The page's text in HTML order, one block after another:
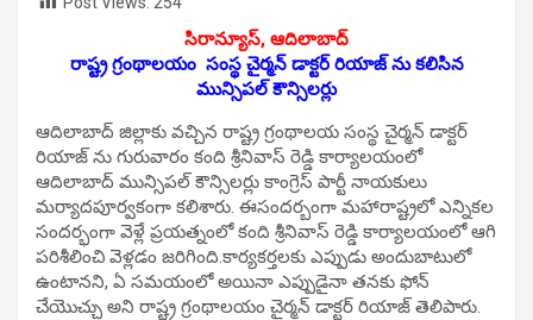
సిరాన్యూస్, ఆదిలాబాద్
రాష్ట్ర గ్రంథాలయం సంస్థ‌ చైర్మన్ డాక్టర్ రియాజ్ ను క‌లిసిన
మున్సిపల్ కౌన్సిలర్లు
ఆదిలాబాద్ జిల్లాకు వ‌చ్చిన‌ రాష్ట్ర గ్రంథాలయ సంస్థ‌ చైర్మన్ డాక్టర్
రియాజ్ ను గురువారం కంది శ్రీనివాస్ రెడ్డి కార్యాలయంలో
ఆదిలాబాద్‌ మున్సిపల్ కౌన్సిలర్లు కాంగ్రెస్ పార్టీ నాయకులు
మర్యాదపూర్వకంగా క‌లిశారు. ఈసంద‌ర్బంగా మహారాష్ట్రలో ఎన్నికల
సందర్భంగా వెళ్లే ప్రయత్నంలో కంది శ్రీనివాస్ రెడ్డి కార్యాలయంలో ఆగి
పరిశీలించి వెళ్లడం జరిగింది.కార్యకర్తలకు ఎప్పుడు అందుబాటులో
ఉంటానని, ఏ సమయంలో అయినా ఎప్పుడైనా తనకు ఫోన్
చేయొచ్చు అని రాష్ట్ర గ్రంథాలయం చైర్మన్ డాక్టర్ రియాజ్ తెలిపారు.